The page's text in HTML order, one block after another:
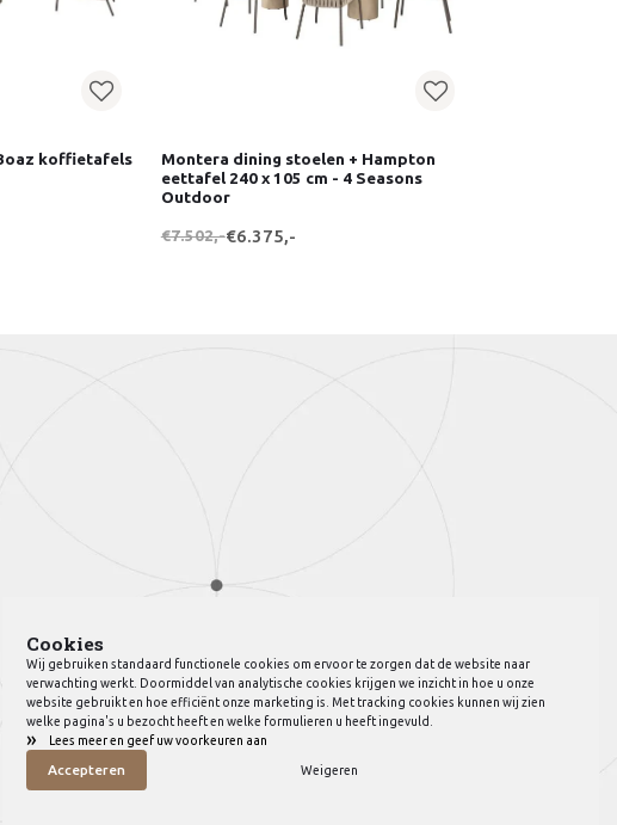
koffietafels
Montera dining stoelen + Hampton
eettafel 240 x 105 cm - 4 Seasons
Outdoor
€7.502,-€6.375,-
Cookies
Wij gebruiken standaard functionele cookies om ervoor te zorgen dat de website naar
verwachting werkt. Doormiddel van analytische cookies krijgen we inzicht in hoe u onze
website gebruikt en hoe efficiënt onze marketing is. Met tracking cookies kunnen wij zien
welke pagina's u bezocht heeft en welke formulieren u heeft ingevuld.
» Lees meer en geef uw voorkeuren aan
Accepteren Weigeren